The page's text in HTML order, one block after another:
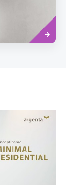
Read
more